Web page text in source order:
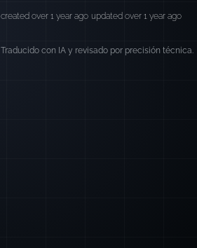
created over 1 year ago updated over 1 year ago
Traducido con IA y revisado por precisión técnica.